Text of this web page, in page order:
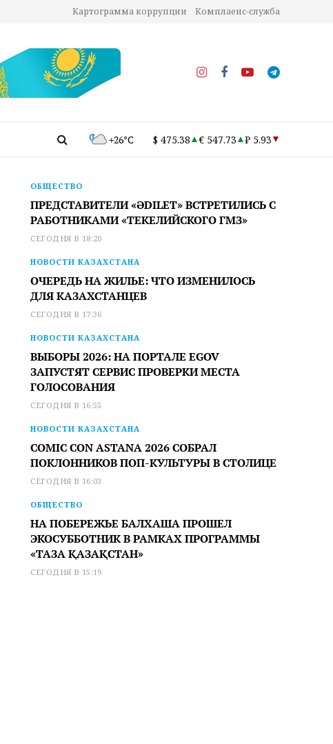
Картограмма коррупции Комплаенс-служба
+26°C $ 475.38 € 547.73 ₽ 5.93
ОБЩЕСТВО
ПРЕДСТАВИТЕЛИ «ӘDILET» ВСТРЕТИЛИСЬ С
РАБОТНИКАМИ «ТЕКЕЛИЙСКОГО ГМЗ»
СЕГОДНЯ В 18:20
НОВОСТИ КАЗАХСТАНА
ОЧЕРЕДЬ НА ЖИЛЬЕ: ЧТО ИЗМЕНИЛОСЬ
ДЛЯ КАЗАХСТАНЦЕВ
СЕГОДНЯ В 17:36
НОВОСТИ КАЗАХСТАНА
ВЫБОРЫ 2026: НА ПОРТАЛЕ EGOV
ЗАПУСТЯТ СЕРВИС ПРОВЕРКИ МЕСТА
ГОЛОСОВАНИЯ
СЕГОДНЯ В 16:55
НОВОСТИ КАЗАХСТАНА
COMIC CON ASTANA 2026 СОБРАЛ
ПОКЛОННИКОВ ПОП-КУЛЬТУРЫ В СТОЛИЦЕ
СЕГОДНЯ В 16:03
ОБЩЕСТВО
НА ПОБЕРЕЖЬЕ БАЛХАША ПРОШЕЛ
ЭКОСУББОТНИК В РАМКАХ ПРОГРАММЫ
«ТАЗА ҚАЗАҚСТАН»
СЕГОДНЯ В 15:19